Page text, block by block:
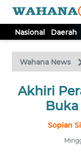
Nasional Daerah
Wahana News
Akhiri
Sopian
TV
Tutup
NASIONAL